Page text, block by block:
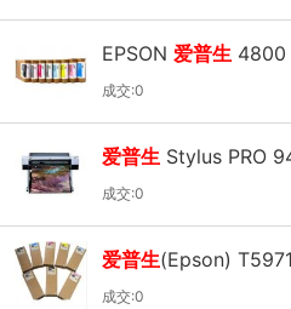
EPSON 爱普生 4800
79 淡淡黑
成交:0
爱普生 Stylus PRO
成交:0
爱普生(Epson)
75系列墨盒(9910/
成交:0